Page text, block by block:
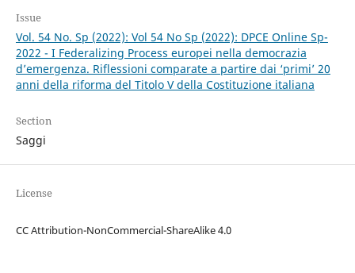
Issue
Vol. 54 No. Sp (2022): Vol 54 No Sp (2022): DPCE Online Sp-
2022 - I Federalizing Process europei nella democrazia
d’emergenza. Riflessioni comparate a partire dai ‘primi’ 20
anni della riforma del Titolo V della Costituzione italiana
Section
Saggi
License
CC Attribution-NonCommercial-ShareAlike 4.0